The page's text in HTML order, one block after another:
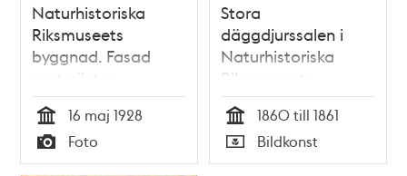
Naturhistoriska
Riksmuseets
byggnad. Fasad
mot väster
Tid
16 maj 1928
Typ
Foto
Stora
däggdjurssalen i
Naturhistoriska
Riksmuseets
utställning i
Vetenskapsakademiens
byggnad vid
Wallingatan
Tid
1860 till 1861
Typ
Bildkonst